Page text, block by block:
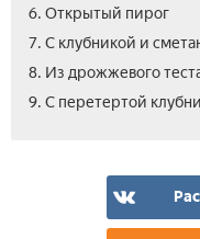
6. Открытый пирог
7. С клубникой и
8. Из дрожжевого
9. С перетертой